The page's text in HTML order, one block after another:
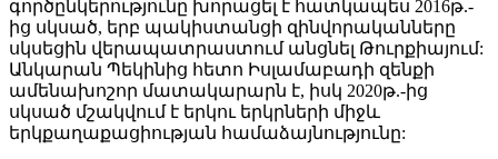
գործընկերությունը խորացել է հատկապես 2016թ.-
ից սկսած, երբ պակիստանցի զինվորականները
սկսեցին վերապատրաստում անցնել Թուրքիայում:
Անկարան Պեկինից հետո Իսլամաբադի զենքի
ամենախոշոր մատակարարն է, իսկ 2020թ.-ից
սկսած մշակվում է երկու երկրների միջև
երկքաղաքացիության համաձայնությունը: